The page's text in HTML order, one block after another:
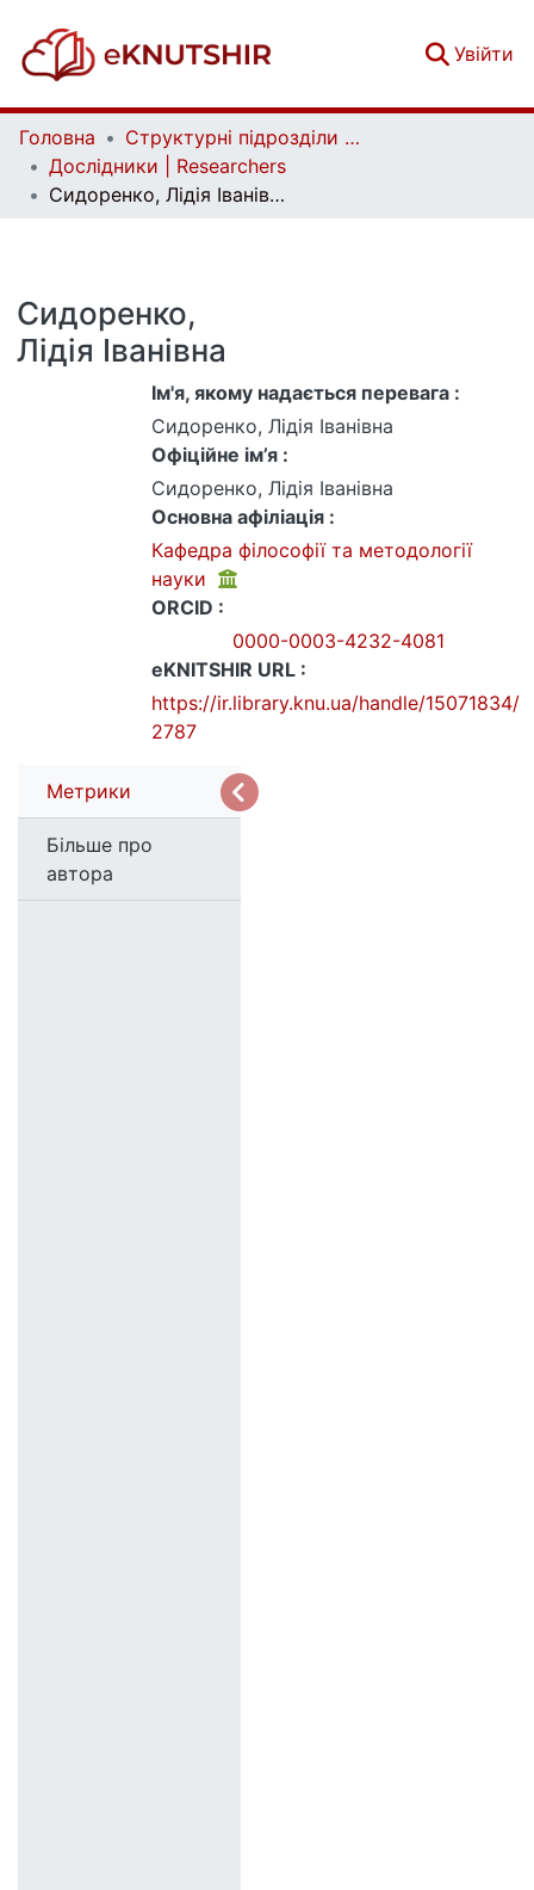
Увійти
Головна
Структурні підрозділи Київського національного університету імені Тараса Шевченка та Організації | Faculties, Institutes and Departments of Taras Shevchenko National University of Kyiv and Organizations
Дослідники | Researchers
Сидоренко, Лідія Іванівна
Сидоренко,
Лідія Іванівна
Ім'я, якому надається перевага :
Сидоренко, Лідія Іванівна
Офіційне ім’я :
Сидоренко, Лідія Іванівна
Основна афіліація :
Кафедра філософії та методології
науки
ORCID :
0000-0003-4232-4081
eKNITSHIR URL :
https://ir.library.knu.ua/handle/15071834/
2787
Метрики
Більше про
автора